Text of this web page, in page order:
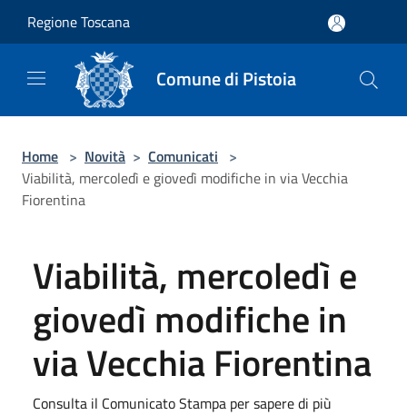
Regione Toscana
Comune di Pistoia
Home > Novità > Comunicati >
Viabilità, mercoledì e giovedì modifiche in via Vecchia
Fiorentina
Viabilità, mercoledì e
giovedì modifiche in
via Vecchia Fiorentina
Consulta il Comunicato Stampa per sapere di più